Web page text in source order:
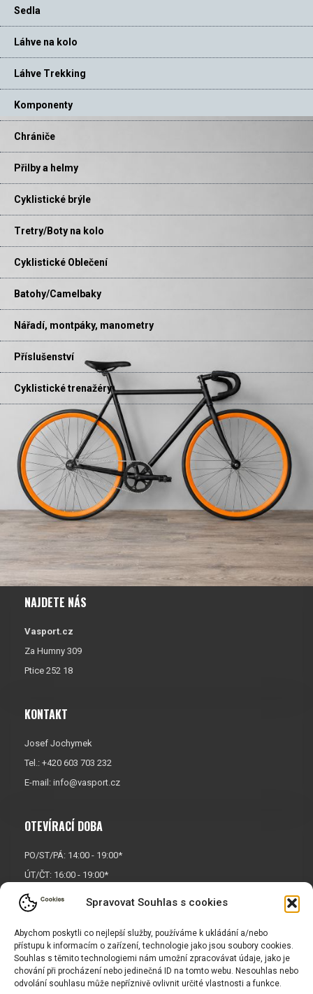
Spravovat Souhlas s cookies
Abychom poskytli co nejlepší služby, používáme k ukládání a/nebo
přístupu k informacím o zařízení, technologie jako jsou soubory cookies.
Souhlas s těmito technologiemi nám umožní zpracovávat údaje, jako je
chování při procházení nebo jedinečná ID na tomto webu. Nesouhlas nebo
odvolání souhlasu může nepříznivě ovlivnit určité vlastnosti a funkce.
Sedla
Láhve na kolo
Láhve Trekking
Komponenty
Chrániče
Přilby a helmy
Cyklistické brýle
Tretry/Boty na kolo
Cyklistické Oblečení
Batohy/Camelbaky
Nářadí, montpáky, manometry
Příslušenství
Cyklistické trenažéry
NAJDETE NÁS
Vasport.cz
Za Humny 309
Ptice 252 18
KONTAKT
Josef Jochymek
Tel.: +420 603 703 232
E-mail: info@vasport.cz
OTEVÍRACÍ DOBA
PO/ST/PÁ: 14:00 - 19:00*
ÚT/ČT: 16:00 - 19:00*
Sobota: 9:00 - 17:00*
Neděle:
* Říjen, listopad a prosinec
OTEVŘENO POUZE
PO/ST/PÁ